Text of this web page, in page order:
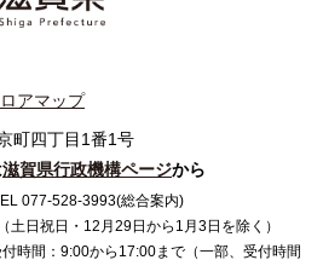
アマップ
町四丁目1番1号
滋賀県行政機構ページから
077-528-3993(総合案内)
日祝日・12月29日から1月3日を除く）
時間：9:00から17:00まで（一部、受付時間